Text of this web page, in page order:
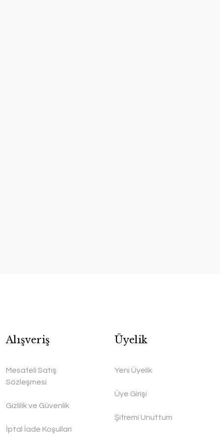
Alışveriş
Mesafeli Satış
Sözleşmesi
Gizlilik ve Güvenlik
İptal İade Koşullari
Üyelik
Yeni Üyelik
Üye Girişi
Şifremi Unuttum